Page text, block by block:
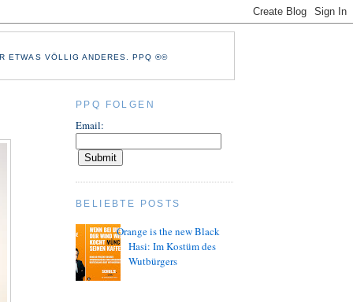
ETWAS VÖLLIG ANDERES. PPQ ®©
PPQ FOLGEN
Email:
BELIEBTE POSTS
Orange is the new Black
Hasi: Im Kostüm des
Wutbürgers